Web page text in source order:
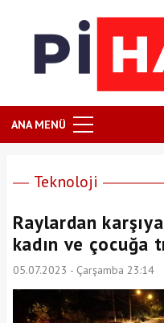
ANA MENÜ
Teknoloji
Raylardan
kadın ve çocuğa
05.07.2023 - Çarşamba 23:14